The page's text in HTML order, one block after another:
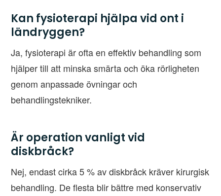
Kan fysioterapi hjälpa vid ont i
ländryggen?
Ja, fysioterapi är ofta en effektiv behandling som
hjälper till att minska smärta och öka rörligheten
genom anpassade övningar och
behandlingstekniker.
Är operation vanligt vid
diskbråck?
Nej, endast cirka 5 % av diskbråck kräver kirurgisk
behandling. De flesta blir bättre med konservativ